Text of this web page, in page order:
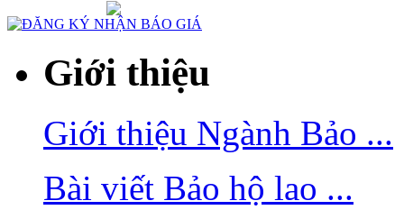
Giới thiệu
Giới thiệu Ngành Bảo ...
Bài viết Bảo hộ lao ...